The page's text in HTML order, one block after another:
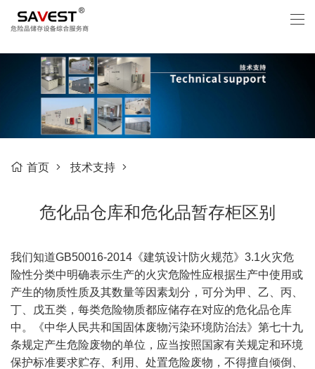
首页 技术支持
危化品仓库和危化品暂存柜区别
我们知道GB50016-2014《建筑设计防火规范》3.1火灾危
险性分类中明确表示生产的火灾危险性应根据生产中使用或
产生的物质性质及其数量等因素划分，可分为甲、乙、丙、
丁、戊五类，每类危险物质都应储存在对应的危化品仓库
中。《中华人民共和国固体废物污染环境防治法》第七十九
条规定产生危险废物的单位，应当按照国家有关规定和环境
保护标准要求贮存、利用、处置危险废物，不得擅自倾倒、